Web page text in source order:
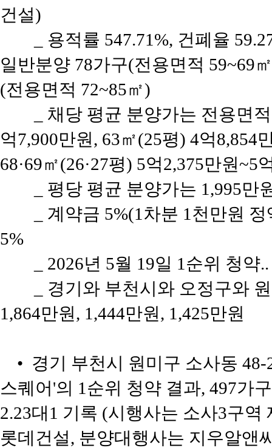
건설)
_ 용적률 547.71%, 건폐율
일반분양 78가구(전용면적 59~69
(전용면적 72~85㎡)
_ 채당 평균 분양가는 전용면
억7,900만원, 63㎡(25평) 4억8,854
68·69㎡(26·27평) 5억2,375만원~5
_ 평당 평균 분양가는 1,995
_ 계약금 5%(1차분 1천만원
5%
_ 2026년 5월 19일 1순위 청
_ 경기와 부천시와 오정구와
1,864만원, 1,444만원, 1,425만원
• 경기 부천시 원미구 소사동 48-
스퀘어'의 1순위 청약 결과, 497가
2.23대1 기록 (시행사는 소사3구
롯데건설, 분양대행사는 지우알앤